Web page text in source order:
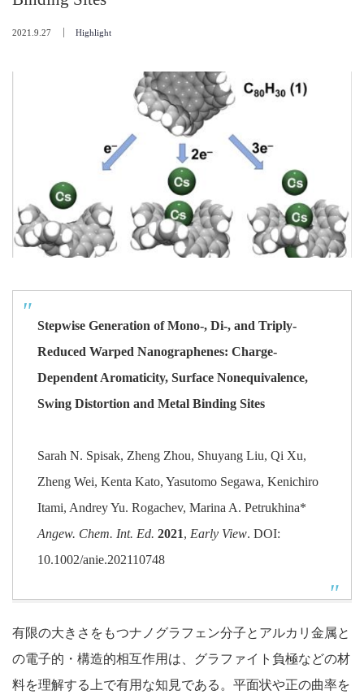
2021.9.27 Highlight
Stepwise Generation of Mono-, Di-, and Triply-
Reduced Warped Nanographenes: Charge-
Dependent Aromaticity, Surface Nonequivalence,
Swing Distortion and Metal Binding Sites
Sarah N. Spisak, Zheng Zhou, Shuyang Liu, Qi Xu,
Zheng Wei, Kenta Kato, Yasutomo Segawa, Kenichiro
Itami, Andrey Yu. Rogachev, Marina A. Petrukhina*
Angew. Chem. Int. Ed. 2021, Early View. DOI:
10.1002/anie.202110748
有限の大きさをもつナノグラフェン分子とアルカリ金属と
の電子的・構造的相互作用は、グラファイト負極などの材
料を理解する上で有用な知見である。平面状や正の曲率を